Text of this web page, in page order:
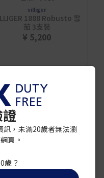
villiger
1888 Robusto 雪
茄 3支裝
¥ 5,200
訊，未滿20歲者無法瀏
頁。
歲？